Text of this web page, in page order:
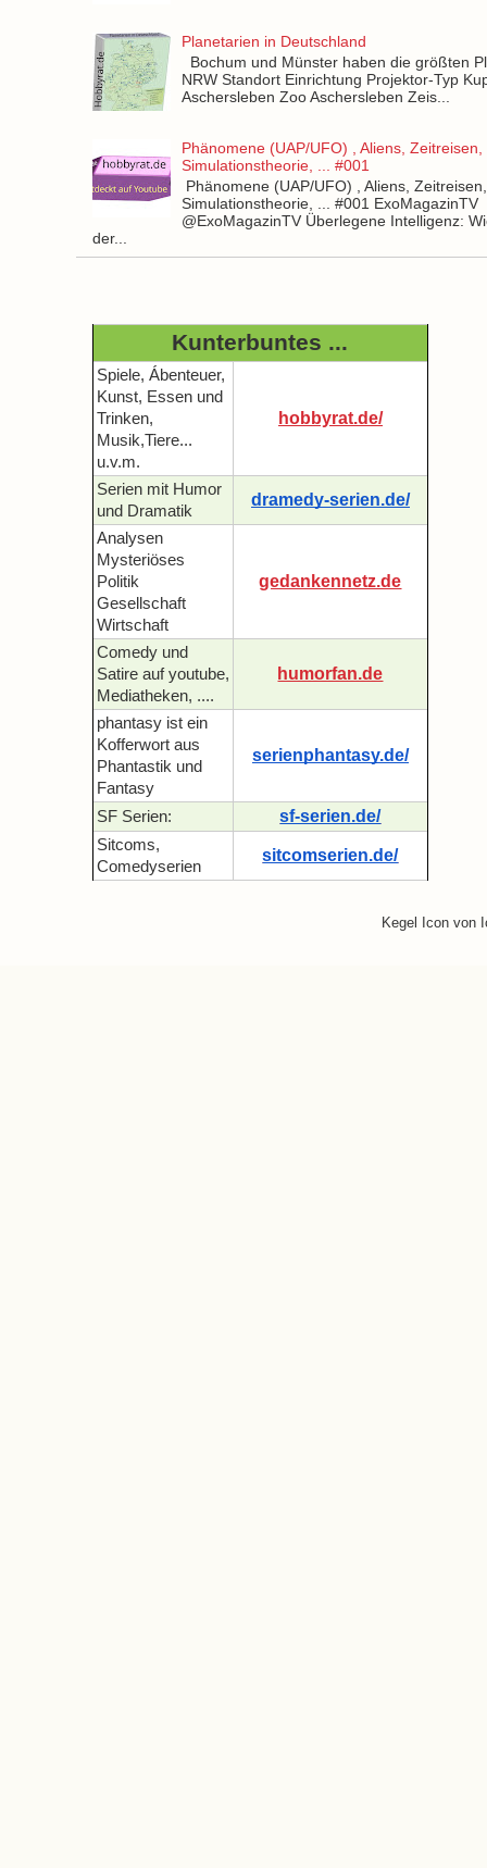
Planetarien in Deutschland
Bochum und Münster haben die größten
NRW Standort Einrichtung Projektor-Typ
Aschersleben Zoo Aschersleben Zeis...
Phänomene (UAP/UFO) , Aliens, Zeitreisen,
Simulationstheorie, ... #001
Phänomene (UAP/UFO) , Aliens, Zeitreisen,
Simulationstheorie, ... #001 ExoMagazinTV
@ExoMagazinTV Überlegene Intelligenz:
der...
Kunterbuntes ...
Spiele, Ábenteuer,
Kunst, Essen und
Trinken,
Musik,Tiere...
u.v.m.
hobbyrat.de/
Serien mit Humor
und Dramatik
dramedy-serien.de/
Analysen
Mysteriöses
Politik
Gesellschaft
Wirtschaft
gedankennetz.de
Comedy und
Satire auf youtube,
Mediatheken, ....
humorfan.de
phantasy ist ein
Kofferwort aus
Phantastik und
Fantasy
serienphantasy.de/
SF Serien: sf-serien.de/
Sitcoms,
Comedyserien
sitcomserien.de/
Kegel Icon von